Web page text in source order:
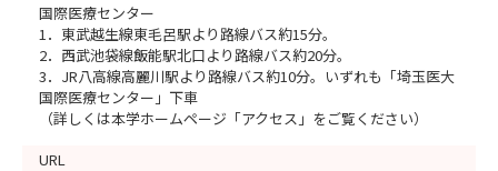
国際医療センター
1．東武越生線東毛呂駅より路線バス約15分。
2．西武池袋線飯能駅北口より路線バス約20分。
3．JR八高線高麗川駅より路線バス約10分。いずれも「埼玉医大
国際医療センター」下車
（詳しくは本学ホームページ「アクセス」をご覧ください）
URL